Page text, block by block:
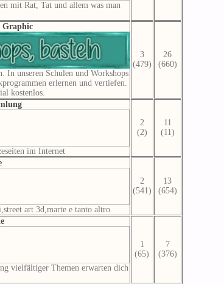
mit Rat, Tat und allem was man
Graphic
In unseren Schulen und Workshops
erlernen und vertiefen.
kostenlos.
3
(479)
26
(660)
im Internet
2
(2)
11
(11)
art 3d,marte e tanto altro.
2
(541)
13
(654)
vielfältiger Themen erwarten dich
1
(65)
7
(376)